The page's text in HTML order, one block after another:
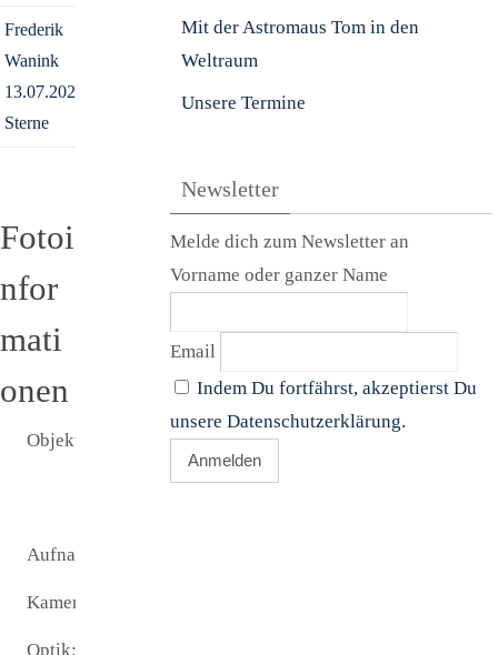
Frederik
Wanink
13.07.2024
Sterne
Fotoi
nfor
mati
onen
Objekt:
Doppelsterne
STF1964 und
Aufnamezeit:
Kamera:
Optik:
Mit der Astromaus Tom in den
Weltraum
Unsere Termine
Newsletter
Melde dich zum Newsletter an
Vorname oder ganzer Name
Email
Indem Du fortfährst, akzeptierst Du
unsere Datenschutzerklärung.